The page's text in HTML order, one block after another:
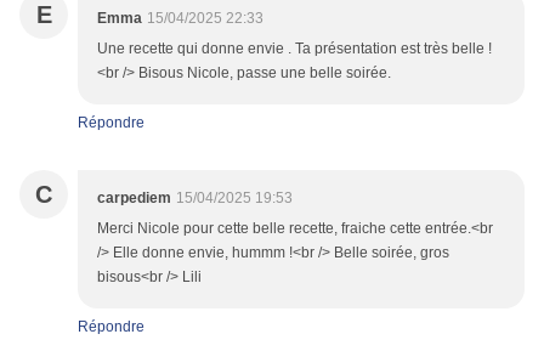
E Emma 15/04/2025 22:33
Une recette qui donne envie . Ta présentation est très belle !
<br /> Bisous Nicole, passe une belle soirée.
Répondre
C carpediem 15/04/2025 19:53
Merci Nicole pour cette belle recette, fraiche cette entrée.<br
/> Elle donne envie, hummm !<br /> Belle soirée, gros
bisous<br /> Lili
Répondre